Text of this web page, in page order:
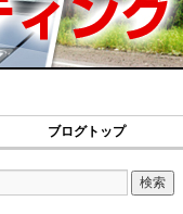
ブログトップ